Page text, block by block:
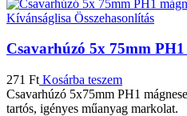
Kívánságlisa Összehasonlítás
Csavarhúzó 5x 75mm PH1
271 Ft Kosárba teszem
Csavarhúzó 5x75mm PH1
tartós, igényes műanyag markolat.